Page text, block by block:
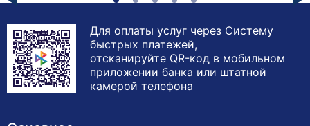
Для оплаты услуг через Систему
быстрых платежей,
отсканируйте QR-код в мобильном
приложении банка или штатной
камерой телефона